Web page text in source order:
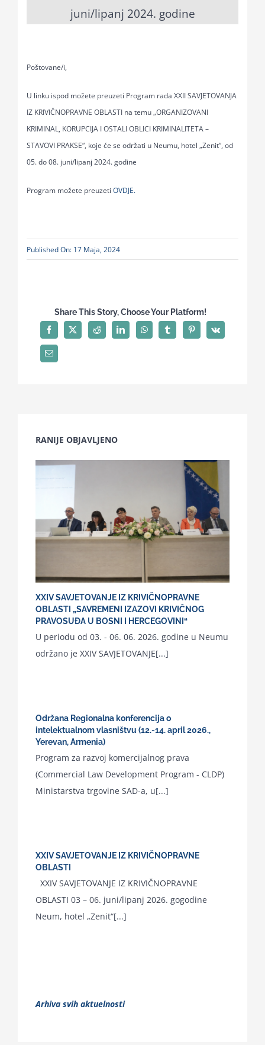
juni/lipanj 2024. godine
Poštovane/i,
U linku ispod možete preuzeti Program rada XXII SAVJETOVANJA
IZ KRIVIČNOPRAVNE OBLASTI na temu „ORGANIZOVANI
KRIMINAL, KORUPCIJA I OSTALI OBLICI KRIMINALITETA –
STAVOVI PRAKSE“, koje će se održati u Neumu, hotel „Zenit“, od
05. do 08. juni/lipanj 2024. godine
Program možete preuzeti OVDJE.
Published On: 17 Maja, 2024
Share This Story, Choose Your Platform!
RANIJE OBJAVLJENO
XXIV SAVJETOVANJE IZ KRIVIČNOPRAVNE
OBLASTI „SAVREMENI IZAZOVI KRIVIČNOG
PRAVOSUĐA U BOSNI I HERCEGOVINI“
U periodu od 03. - 06. 06. 2026. godine u Neumu
održano je XXIV SAVJETOVANJE[...]
Održana Regionalna konferencija o
intelektualnom vlasništvu (12.-14. april 2026.,
Yerevan, Armenia)
Program za razvoj komercijalnog prava
(Commercial Law Development Program - CLDP)
Ministarstva trgovine SAD-a, u[...]
XXIV SAVJETOVANJE IZ KRIVIČNOPRAVNE
OBLASTI
XXIV SAVJETOVANJE IZ KRIVIČNOPRAVNE
OBLASTI 03 – 06. juni/lipanj 2026. gogodine
Neum, hotel „Zenit“[...]
Arhiva svih aktuelnosti